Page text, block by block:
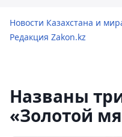
Новости Казахстана и
Редакция Zakon.kz
Названы
«Золотой